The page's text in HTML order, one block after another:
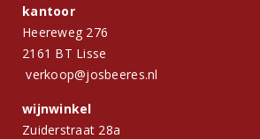
kantoor
Heereweg 276
2161 BT Lisse
verkoop@josbeeres.nl
wijnwinkel
Zuiderstraat 28a